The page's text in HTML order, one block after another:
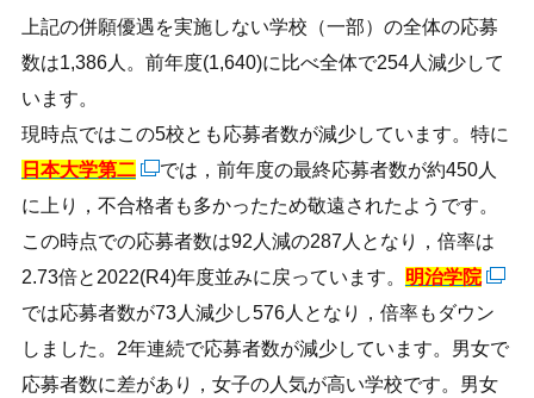
上記の併願優遇を実施しない学校（一部）の全体の応募
数は1,386人。前年度(1,640)に比べ全体で254人減少して
います。
現時点ではこの5校とも応募者数が減少しています。特に
日本大学第二
では，前年度の最終応募者数が約450人
に上り，不合格者も多かったため敬遠されたようです。
この時点での応募者数は92人減の287人となり，倍率は
2.73倍と2022(R4)年度並みに戻っています。 明治学院
では応募者数が73人減少し576人となり，倍率もダウン
しました。2年連続で応募者数が減少しています。男女で
応募者数に差があり，女子の人気が高い学校です。男女